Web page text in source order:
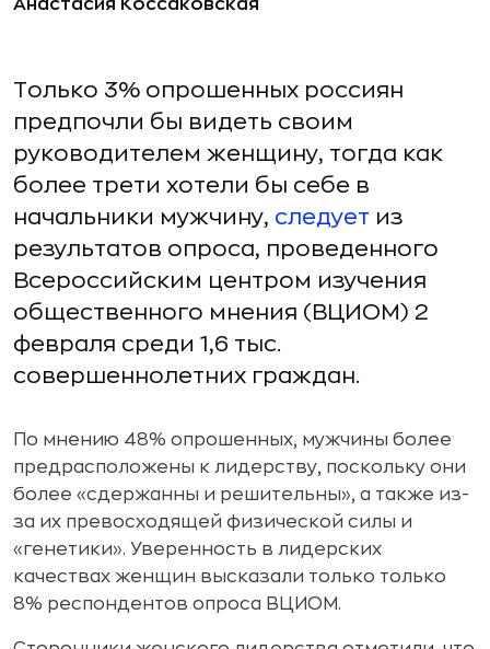
Анастасия Коссаковская
Только 3% опрошенных россиян
предпочли бы видеть своим
руководителем женщину, тогда как
более трети хотели бы себе в
начальники мужчину, следует из
результатов опроса, проведенного
Всероссийским центром изучения
общественного мнения (ВЦИОМ) 2
февраля среди 1,6 тыс.
совершеннолетних граждан.
По мнению 48% опрошенных, мужчины более
предрасположены к лидерству, поскольку они
более «сдержанны и решительны», а также из-
за их превосходящей физической силы и
«генетики». Уверенность в лидерских
качествах женщин высказали только только
8% респондентов опроса ВЦИОМ.